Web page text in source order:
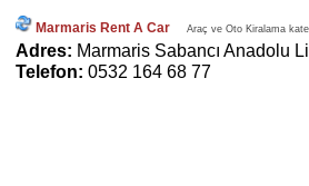
Marmaris Rent A Car Araç ve Oto Kiralama
Adres: Marmaris Sabancı Anadolu
Telefon: 0532 164 68 77